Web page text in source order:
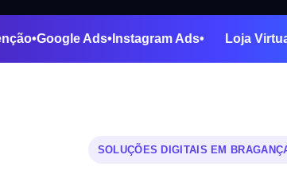
•Google Ads•Instagram Ads•
SOLUÇÕES DIGITAIS EM